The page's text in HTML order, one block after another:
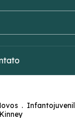
. Infantojuvenil